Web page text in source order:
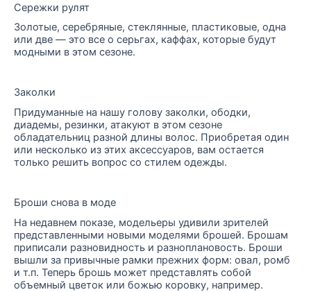
Сережки рулят
Золотые, серебряные, стеклянные, пластиковые, одна
или две — это все о серьгах, каффах, которые будут
модными в этом сезоне.
Заколки
Придуманные на нашу голову заколки, ободки,
диадемы, резинки, атакуют в этом сезоне
обладательниц разной длины волос. Приобретая один
или несколько из этих аксессуаров, вам остается
только решить вопрос со стилем одежды.
Броши снова в моде
На недавнем показе, модельеры удивили зрителей
представленными новыми моделями брошей. Брошам
приписали разновидность и разноплановость. Броши
вышли за привычные рамки прежних форм: овал, ромб
и т.п. Теперь брошь может представлять собой
объемный цветок или божью коровку, например.